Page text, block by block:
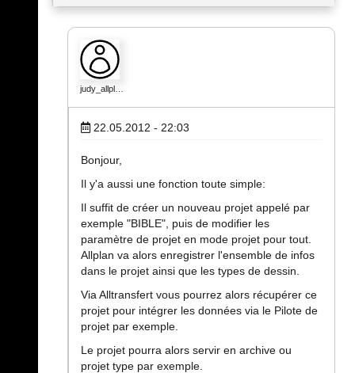
judy_allpl…
22.05.2012 - 22:03
Bonjour,
Il y'a aussi une fonction toute simple:
Il suffit de créer un nouveau projet appelé par
exemple "BIBLE", puis de modifier les
paramètre de projet en mode projet pour tout.
Allplan va alors enregistrer l'ensemble de infos
dans le projet ainsi que les types de dessin.
Via Alltransfert vous pourrez alors récupérer ce
projet pour intégrer les données via le Pilote de
projet par exemple.
Le projet pourra alors servir en archive ou
projet type par exemple.